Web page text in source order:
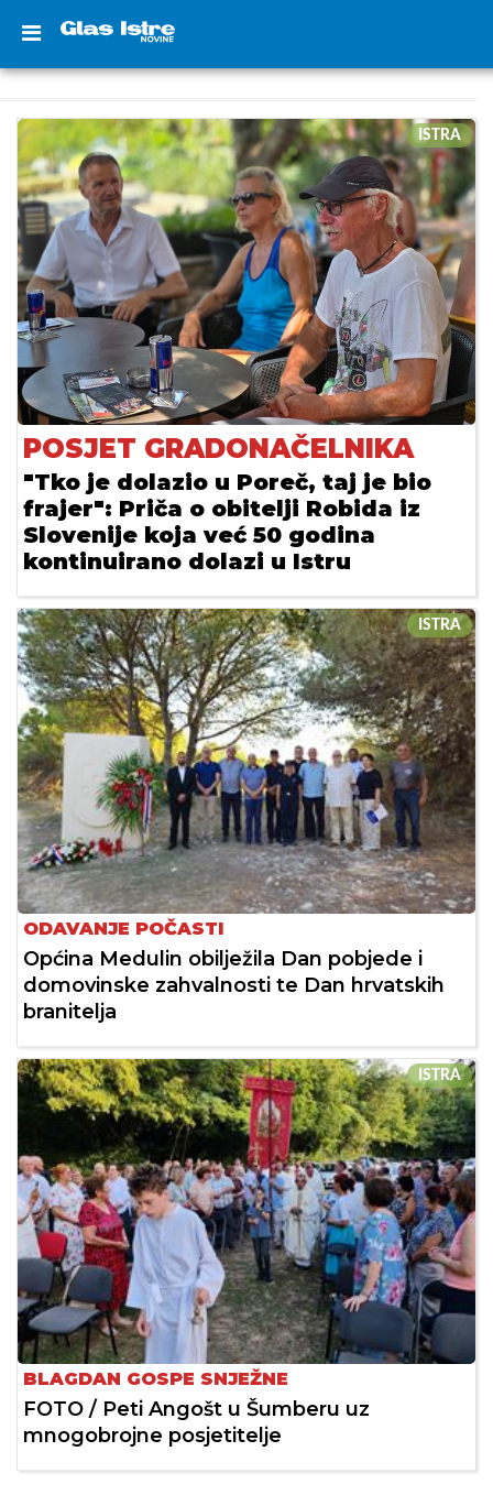
ISTRA
POSJET GRADONAČELNIKA
"Tko je dolazio u Poreč, taj je bio
frajer": Priča o obitelji Robida iz
Slovenije koja već 50 godina
kontinuirano dolazi u Istru
ISTRA
ODAVANJE POČASTI
Općina Medulin obilježila Dan pobjede i
domovinske zahvalnosti te Dan hrvatskih
branitelja
ISTRA
BLAGDAN GOSPE SNJEŽNE
FOTO / Peti Angošt u Šumberu uz
mnogobrojne posjetitelje